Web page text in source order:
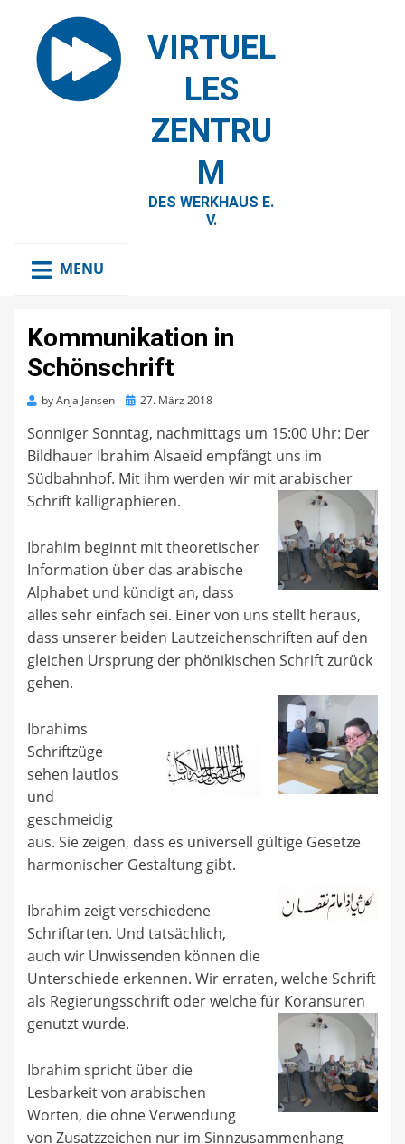
VIRTUEL
LES
ZENTRU
M
DES WERKHAUS E.
V.
MENU
Kommunikation in
Schönschrift
byAnja Jansen
Posted27. März 2018
Sonniger Sonntag, nachmittags um 15:00 Uhr: Der
Bildhauer Ibrahim Alsaeid empfängt uns im
Südbahnhof. Mit ihm werden wir mit arabischer
Schrift kalligraphieren.
Ibrahim beginnt mit theoretischer
Information über das arabische
Alphabet und kündigt an, dass
alles sehr einfach sei. Einer von uns stellt heraus,
dass unserer beiden Lautzeichenschriften auf den
gleichen Ursprung der phönikischen Schrift zurück
gehen.
Ibrahims
Schriftzüge
sehen lautlos
und
geschmeidig
aus. Sie zeigen, dass es universell gültige Gesetze
harmonischer Gestaltung gibt.
Ibrahim zeigt verschiedene
Schriftarten. Und tatsächlich,
auch wir Unwissenden können die
Unterschiede erkennen. Wir erraten, welche Schrift
als Regierungsschrift oder welche für Koransuren
genutzt wurde.
Ibrahim spricht über die
Lesbarkeit von arabischen
Worten, die ohne Verwendung
von Zusatzzeichen nur im Sinnzusammenhang